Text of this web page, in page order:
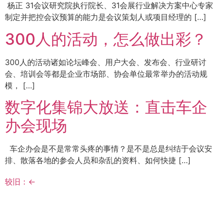
杨正 31会议研究院执行院长、31会展行业解决方案中心专家
制定并把控会议预算的能力是会议策划人或项目经理的 […]
300人的活动，怎么做出彩？
300人的活动诸如论坛峰会、用户大会、发布会、行业研讨
会、培训会等都是企业市场部、协会单位最常举办的活动规
模， […]
数字化集锦大放送：直击车企
办会现场
车企办会是不是常常头疼的事情？是不是总是纠结于会议安
排、散落各地的参会人员和杂乱的资料、如何快捷 […]
较旧： ←